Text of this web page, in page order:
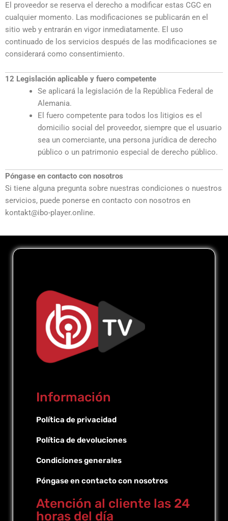
El proveedor se reserva el derecho a modificar estas CGC en
cualquier momento. Las modificaciones se publicarán en el
sitio web y entrarán en vigor inmediatamente. El uso
continuado de los servicios después de las modificaciones se
considerará como consentimiento.
12 Legislación aplicable y fuero competente
Se aplicará la legislación de la República Federal de
Alemania.
El fuero competente para todos los litigios es el
domicilio social del proveedor, siempre que el usuario
sea un comerciante, una persona jurídica de derecho
público o un patrimonio especial de derecho público.
Póngase en contacto con nosotros
Si tiene alguna pregunta sobre nuestras condiciones o nuestros
servicios, puede ponerse en contacto con nosotros en
kontakt@ibo-player.online.
Información
Política de privacidad
Política de devoluciones
Condiciones generales
Póngase en contacto con nosotros
Atención al cliente las 24
horas del día